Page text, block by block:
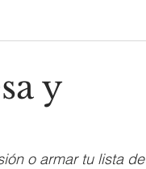
y
o armar tu lista de